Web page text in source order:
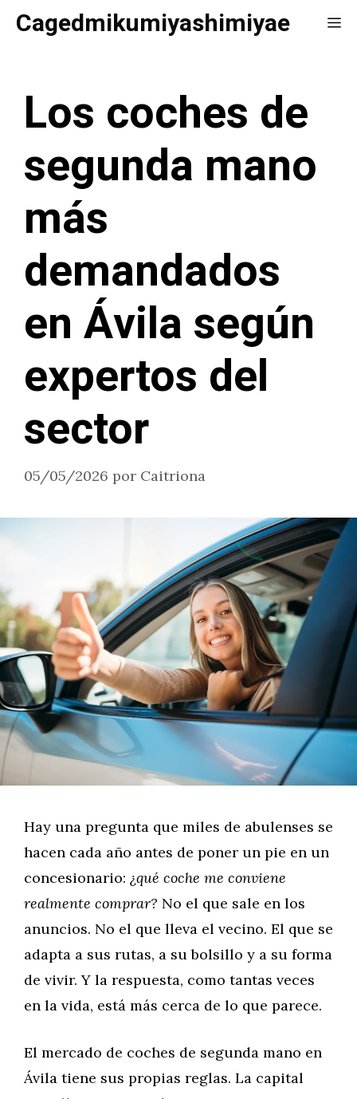
SaltarCagedmikumiyashimiyae
Los coches de
segunda mano
más
demandados
en Ávila según
expertos del
sector
05/05/2026 por Caitriona
Hay una pregunta que miles de abulenses se
hacen cada año antes de poner un pie en un
concesionario: ¿qué coche me conviene
realmente comprar? No el que sale en los
anuncios. No el que lleva el vecino. El que se
adapta a sus rutas, a su bolsillo y a su forma
de vivir. Y la respuesta, como tantas veces
en la vida, está más cerca de lo que parece.
El mercado de coches de segunda mano en
Ávila tiene sus propias reglas. La capital